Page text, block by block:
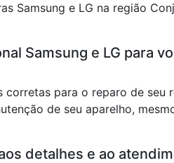
Samsung e LG na região
Samsung e LG para
corretas para o reparo de
de seu aparelho,
detalhes e ao